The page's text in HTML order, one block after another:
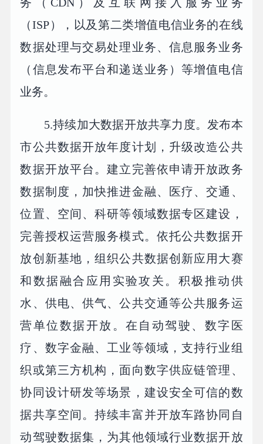
（ISP），以及第二类增值电信业务的在线
数据处理与交易处理业务、信息服务业务
（信息发布平台和递送业务）等增值电信
业务。
5.持续加大数据开放共享力度。发布本
市公共数据开放年度计划，升级改造公共
数据开放平台。建立完善依申请开放政务
数据制度，加快推进金融、医疗、交通、
位置、空间、科研等领域数据专区建设，
完善授权运营服务模式。依托公共数据开
放创新基地，组织公共数据创新应用大赛
和数据融合应用实验攻关。积极推动供
水、供电、供气、公共交通等公共服务运
营单位数据开放。在自动驾驶、数字医
疗、数字金融、工业等领域，支持行业组
织或第三方机构，面向数字供应链管理、
协同设计研发等场景，建设安全可信的数
据共享空间。持续丰富并开放车路协同自
动驾驶数据集，为其他领域行业数据开放